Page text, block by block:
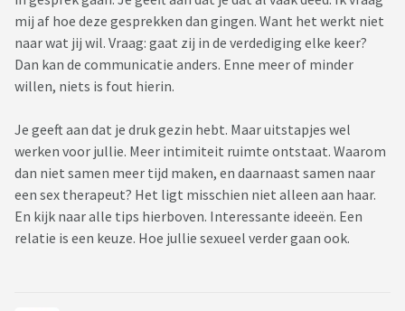
Mijn vriendin is mijn eerste en dus tot nu toe ook enigste
bedpartner geweest.
Ik wist dus in het begin ook niet beter dan dat dergelijk
seksleven normaal is... Niet dus...
Ik ben na al die jaren heel openminded geworden in seks en
voor mij is niks taboe. Voor mij is alles bespreekbaar.
Ik heb vaak zitten denken om de relatie te beëindigen... maar
als ik mijn 2 kinderen zie, kan ik dit niet. Ik kan het niet om
mij af hoe deze gesprekken dan gingen. Want het werkt niet
naar wat jij wil. Vraag: gaat zij in de verdediging elke keer?
Dan kan de communicatie anders. Enne meer of minder
willen, niets is fout hierin.
Je geeft aan dat je druk gezin hebt. Maar uitstapjes wel
werken voor jullie. Meer intimiteit ruimte ontstaat. Waarom
dan niet samen meer tijd maken, en daarnaast samen naar
een sex therapeut? Het ligt misschien niet alleen aan haar.
En kijk naar alle tips hierboven. Interessante ideeën. Een
relatie is een keuze. Hoe jullie sexueel verder gaan ook.